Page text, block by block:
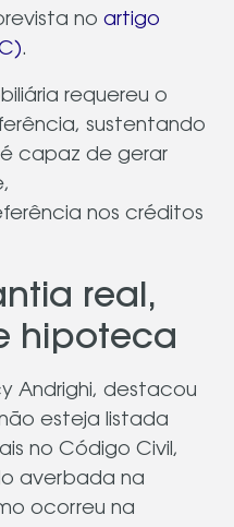
no artigo
.
requereu o
sustentando
capaz de gerar
nos créditos
real,
hipoteca
Andrighi, destacou
esteja listada
no Código Civil,
averbada na
ocorreu na